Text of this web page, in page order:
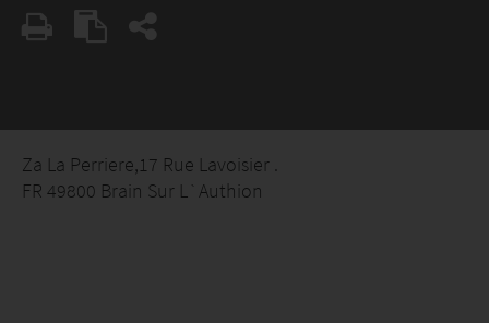
Za La Perriere,17 Rue Lavoisier .
FR 49800 Brain Sur L`Authion